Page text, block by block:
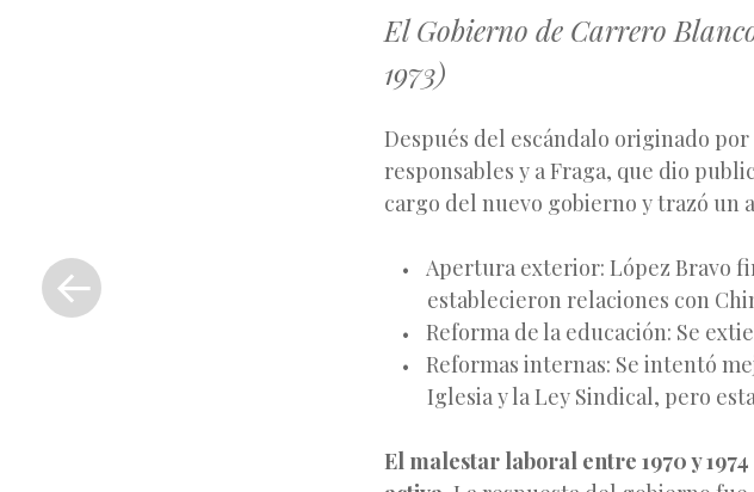
El Gobierno de Carrero
1973)
Después del escándalo originado
responsables y a Fraga, que dio
cargo del nuevo gobierno y trazó un
Apertura exterior: López Bravo
establecieron relaciones con
Reforma de la educación: Se
Reformas internas: Se intentó
Iglesia y la Ley Sindical, pero
El malestar laboral entre 1970 y
Entrada
anterior